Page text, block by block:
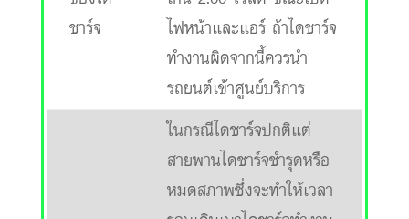
ชาร์จ
ไฟหน้าและแอร์ ถ้าไดชาร์จ
ทำงานผิดจากนี้ควรนำ
รถยนต์เข้าศูนย์บริการ
ในกรณีไดชาร์จปกติแต่
สายพานไดชาร์จชำรุดหรือ
หมดสภาพซึ่งจะทำให้เวลา